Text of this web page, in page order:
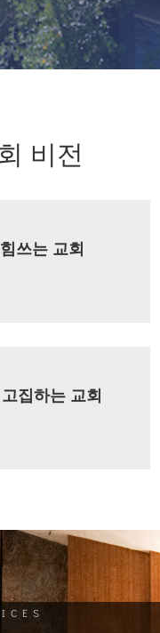
비전
쓰는 교회
집하는 교회